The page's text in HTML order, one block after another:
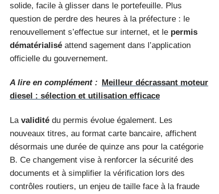
solide, facile à glisser dans le portefeuille. Plus
question de perdre des heures à la préfecture : le
renouvellement s’effectue sur internet, et le permis
dématérialisé attend sagement dans l’application
officielle du gouvernement.
A lire en complément : Meilleur décrassant moteur
diesel : sélection et utilisation efficace
La validité du permis évolue également. Les
nouveaux titres, au format carte bancaire, affichent
désormais une durée de quinze ans pour la catégorie
B. Ce changement vise à renforcer la sécurité des
documents et à simplifier la vérification lors des
contrôles routiers, un enjeu de taille face à la fraude